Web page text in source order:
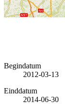
Begindatum
2012-03-13
Einddatum
2014-06-30